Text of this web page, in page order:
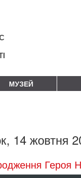
МУЗЕЙ
14 жовтня
Героя